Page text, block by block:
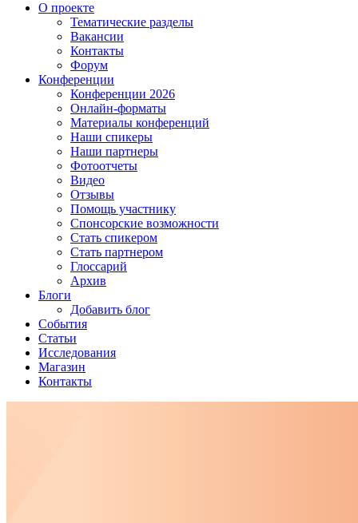
О проекте
Тематические разделы
Вакансии
Контакты
Форум
Конференции
Конференции 2026
Онлайн-форматы
Материалы конференций
Наши спикеры
Наши партнеры
Фотоотчеты
Видео
Отзывы
Помощь участнику
Спонсорские возможности
Стать спикером
Стать партнером
Глоссарий
Архив
Блоги
Добавить блог
События
Статьи
Исследования
Магазин
Контакты